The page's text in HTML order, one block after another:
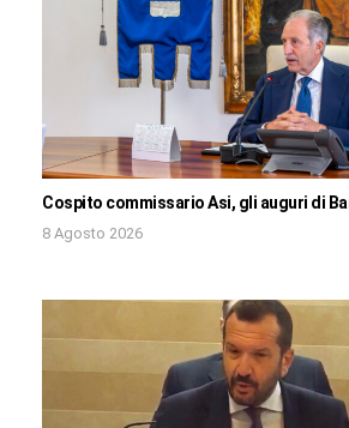
Cospito commissario Asi, gli auguri di
8 Agosto 2026